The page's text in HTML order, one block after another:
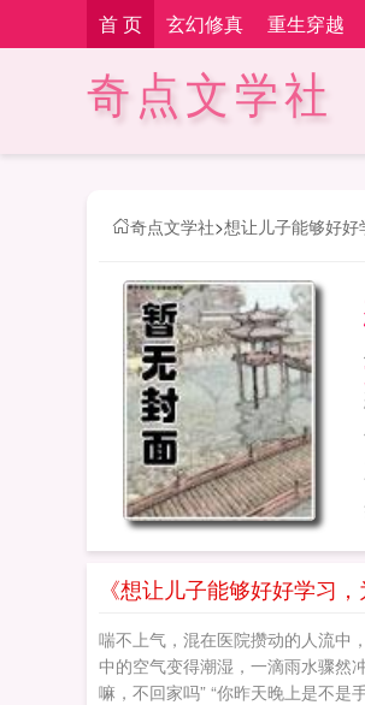
首 页 玄幻修真 重生穿越
奇点文学社
奇点文学社>想让儿子能够好
《想让儿子能够好好学习
喘不上气，混在医院攒动的人流中
中的空气变得潮湿，一滴雨水骤然
嘛，不回家吗” “你昨天晚上是不